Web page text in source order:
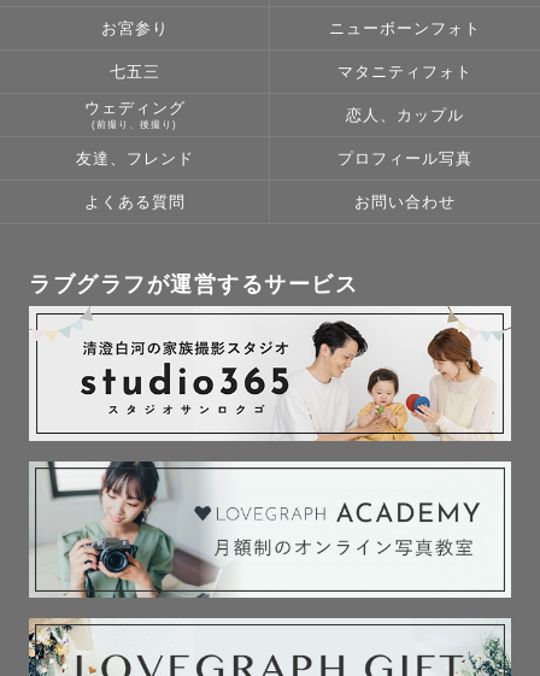
お宮参り ニューボーンフォト
七五三 マタニティフォト
ウェディング
(前撮り、後撮り)
恋人、カップル
友達、フレンド プロフィール写真
よくある質問 お問い合わせ
ラブグラフが運営するサービス